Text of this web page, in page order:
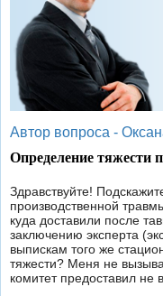
Автор вопроса -
Определение тяжести
Здравствуйте!
производственной
куда доставили после
заключению эксперта
выпискам того же
тяжести? Меня не
комитет предоставил не